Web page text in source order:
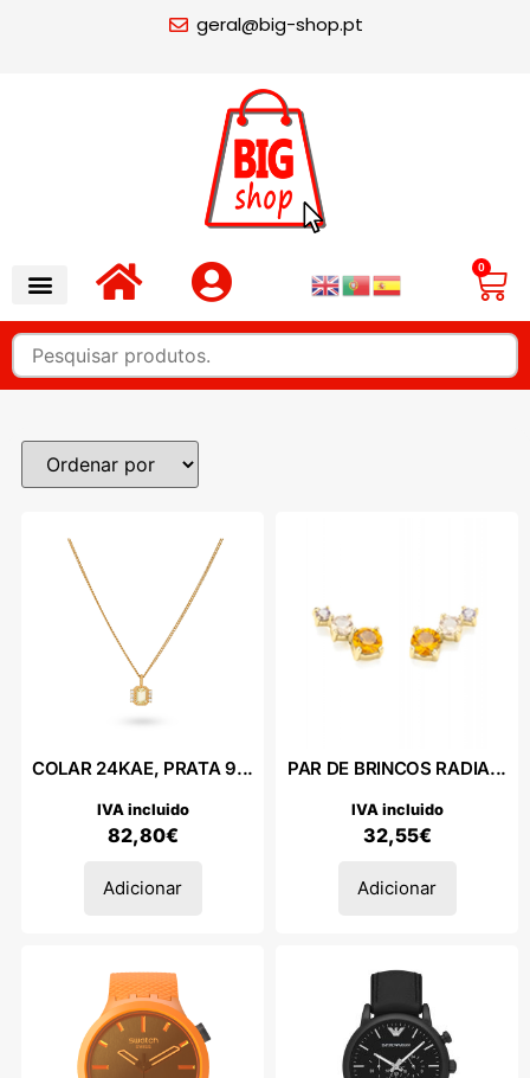
geral@big-shop.pt
0
COLAR 24KAE, PRATA 9...
82,80€
IVA incluido
Adicionar
PAR DE BRINCOS RADIA...
32,55€
IVA incluido
Adicionar